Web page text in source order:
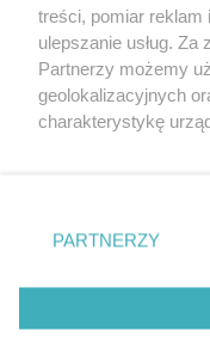
©
treści, pomiar reklam
ulepszanie usług.
Partnerzy możemy
geolokalizacyjnych
charakterystykę
zmienić/wycofać
znajdujący się w
rodzaje
użytkownika, ale
przetwarzaniu.
PARTNERZY